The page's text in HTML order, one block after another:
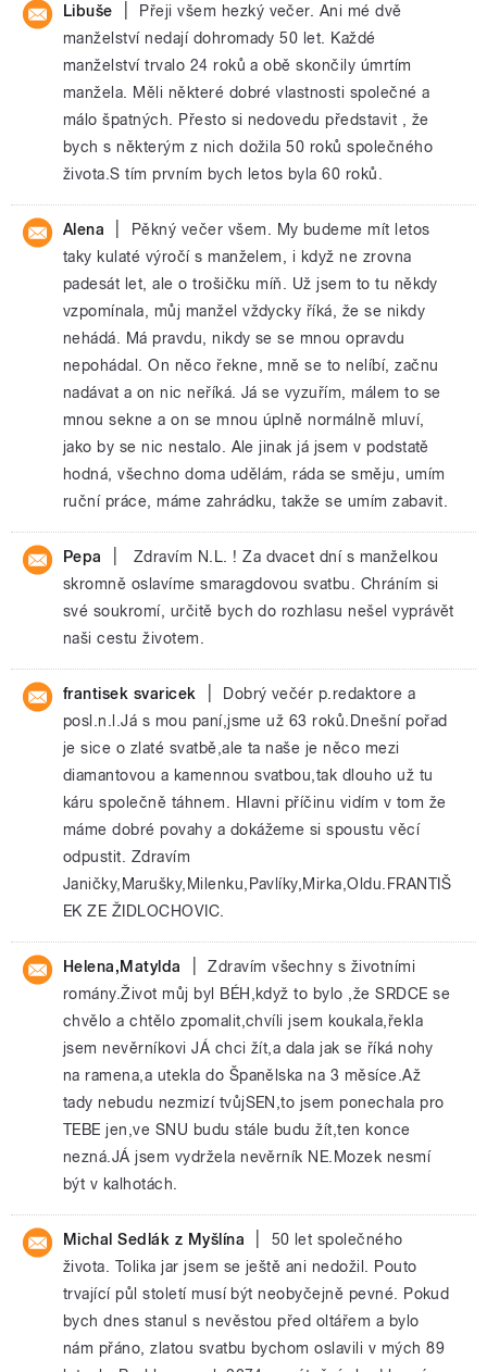
Libuše
Přeji všem hezký večer. Ani mé dvě
manželství nedají dohromady 50 let. Každé
manželství trvalo 24 roků a obě skončily úmrtím
manžela. Měli některé dobré vlastnosti společné a
málo špatných. Přesto si nedovedu představit , že
bych s některým z nich dožila 50 roků společného
života.S tím prvním bych letos byla 60 roků.
Alena
Pěkný večer všem. My budeme mít letos
taky kulaté výročí s manželem, i když ne zrovna
padesát let, ale o trošičku míň. Už jsem to tu někdy
vzpomínala, můj manžel vždycky říká, že se nikdy
nehádá. Má pravdu, nikdy se se mnou opravdu
nepohádal. On něco řekne, mně se to nelíbí, začnu
nadávat a on nic neříká. Já se vyzuřím, málem to se
mnou sekne a on se mnou úplně normálně mluví,
jako by se nic nestalo. Ale jinak já jsem v podstatě
hodná, všechno doma udělám, ráda se směju, umím
ruční práce, máme zahrádku, takže se umím zabavit.
Pepa
Zdravím N.L. ! Za dvacet dní s manželkou
skromně oslavíme smaragdovou svatbu. Chráním si
své soukromí, určitě bych do rozhlasu nešel vyprávět
naši cestu životem.
frantisek svaricek
Dobrý večér p.redaktore a
posl.n.l.Já s mou paní,jsme už 63 roků.Dnešní pořad
je sice o zlaté svatbě,ale ta naše je něco mezi
diamantovou a kamennou svatbou,tak dlouho už tu
káru společně táhnem. Hlavni příčinu vidím v tom že
máme dobré povahy a dokážeme si spoustu věcí
odpustit. Zdravím
Janičky,Marušky,Milenku,Pavlíky,Mirka,Oldu.FRANTIŠ
EK ZE ŽIDLOCHOVIC.
Helena,Matylda
Zdravím všechny s životními
romány.Život můj byl BÉH,když to bylo ,že SRDCE se
chvělo a chtělo zpomalit,chvíli jsem koukala,řekla
jsem nevěrníkovi JÁ chci žít,a dala jak se říká nohy
na ramena,a utekla do Španělska na 3 měsíce.Až
tady nebudu nezmizí tvůjSEN,to jsem ponechala pro
TEBE jen,ve SNU budu stále budu žít,ten konce
nezná.JÁ jsem vydržela nevěrník NE.Mozek nesmí
být v kalhotách.
Michal Sedlák z Myšlína
50 let společného
života. Tolika jar jsem se ještě ani nedožil. Pouto
trvající půl století musí být neobyčejně pevné. Pokud
bych dnes stanul s nevěstou před oltářem a bylo
nám přáno, zlatou svatbu bychom oslavili v mých 89